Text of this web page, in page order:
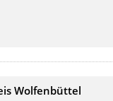
Wolfenbüttel